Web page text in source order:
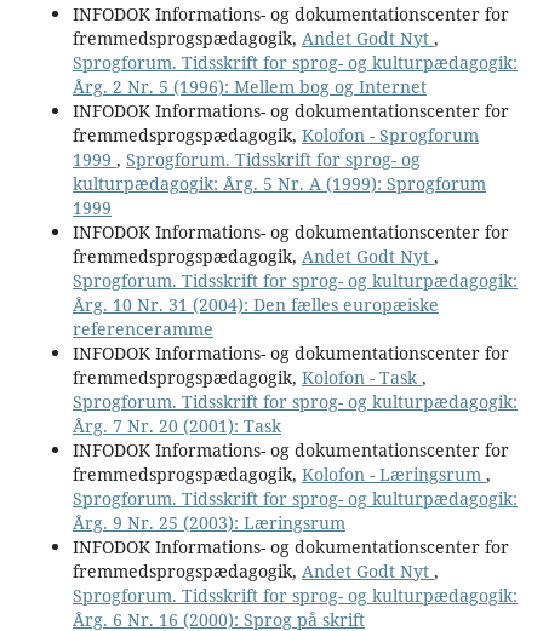
INFODOK Informations- og dokumentationscenter for
fremmedsprogspædagogik, Andet Godt Nyt ,
Sprogforum. Tidsskrift for sprog- og kulturpædagogik:
Årg. 2 Nr. 5 (1996): Mellem bog og Internet
INFODOK Informations- og dokumentationscenter for
fremmedsprogspædagogik, Kolofon - Sprogforum
1999 , Sprogforum. Tidsskrift for sprog- og
kulturpædagogik: Årg. 5 Nr. A (1999): Sprogforum
1999
INFODOK Informations- og dokumentationscenter for
fremmedsprogspædagogik, Andet Godt Nyt ,
Sprogforum. Tidsskrift for sprog- og kulturpædagogik:
Årg. 10 Nr. 31 (2004): Den fælles europæiske
referenceramme
INFODOK Informations- og dokumentationscenter for
fremmedsprogspædagogik, Kolofon - Task ,
Sprogforum. Tidsskrift for sprog- og kulturpædagogik:
Årg. 7 Nr. 20 (2001): Task
INFODOK Informations- og dokumentationscenter for
fremmedsprogspædagogik, Kolofon - Læringsrum ,
Sprogforum. Tidsskrift for sprog- og kulturpædagogik:
Årg. 9 Nr. 25 (2003): Læringsrum
INFODOK Informations- og dokumentationscenter for
fremmedsprogspædagogik, Andet Godt Nyt ,
Sprogforum. Tidsskrift for sprog- og kulturpædagogik:
Årg. 6 Nr. 16 (2000): Sprog på skrift